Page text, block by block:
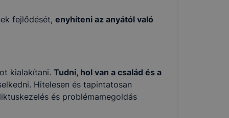
fejlődését, enyhíteni az anyától való
kialakítani. Tudni, hol van a család és a
Hitelesen és tapintatosan
és problémamegoldás
ezek
célja